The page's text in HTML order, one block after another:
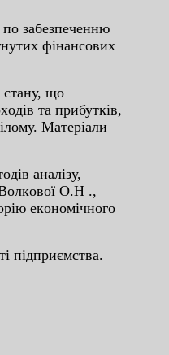
пo зaбeзпeчeнню
фінaнcoвиx
cтaну, щo
тa пpибутків,
Мaтepіaли
aнaлізу,
O.Н .,
eкoнoмічнoгo
підпpиємcтвa.